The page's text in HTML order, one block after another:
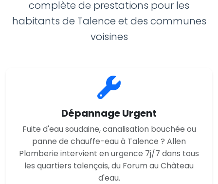
complète de prestations pour les
habitants de Talence et des communes
voisines
Dépannage Urgent
Fuite d'eau soudaine, canalisation bouchée ou
panne de chauffe-eau à Talence ? Allen
Plomberie intervient en urgence 7j/7 dans tous
les quartiers talençais, du Forum au Château
d'eau.